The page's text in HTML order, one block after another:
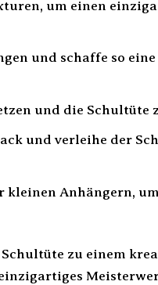
um einen
und schaffe so
und die Schultüte
und verleihe der
kleinen Anhängern,
zu einem